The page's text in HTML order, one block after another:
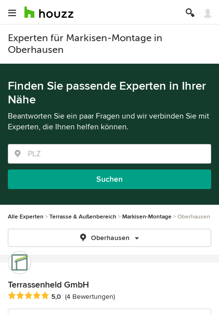
Experten für Markisen-Montage in
Oberhausen
Finden Sie passende Experten in Ihrer
Nähe
Beantworten Sie ein paar Fragen und wir verbinden Sie mit
Experten, die Ihnen helfen können.
Suchen
Alle Experten Terrasse & Außenbereich Markisen-Montage Oberhausen
Oberhausen
Terrassenheld GmbH
Durchschnittliche Bewertung: 5 von 5 Sternen
5,0 (4 Bewertungen)